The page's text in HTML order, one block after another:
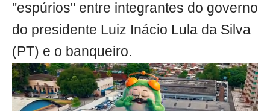
"espúrios" entre integrantes do governo
do presidente Luiz Inácio Lula da Silva
(PT) e o banqueiro.